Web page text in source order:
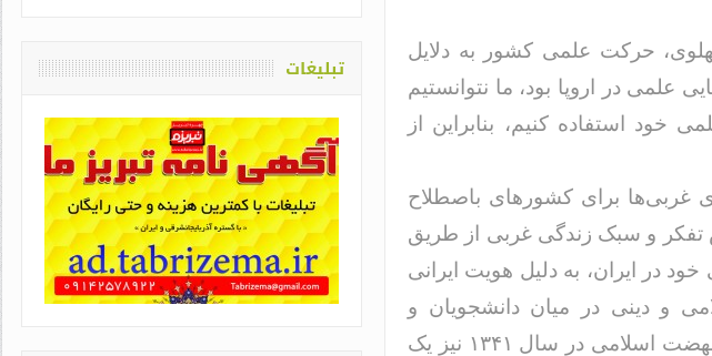
حرکت علمی کشور به دلایل
در اروپا بود، ما نتوانستیم
خود استفاده کنیم، بنابراین از
غربی‌ها برای کشورهای باصطلاح
تفکر و سبک زندگی غربی از طریق
در ایران، به دلیل هویت ایرانی
و دینی در میان دانشجویان و
دانشگاهیان با مشکل مواجه شدند و بعد از نهضت اسلامی در سال ۱۳۴۱ نیز یک
تبلیغات